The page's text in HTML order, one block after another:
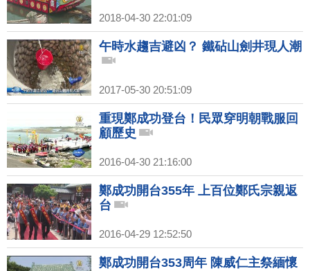
2018-04-30 22:01:09
午時水趨吉避凶？ 鐵砧山劍井現人潮
2017-05-30 20:51:09
重現鄭成功登台！民眾穿明朝戰服回
顧歷史
2016-04-30 21:16:00
鄭成功開台355年 上百位鄭氏宗親返
台
2016-04-29 12:52:50
鄭成功開台353周年 陳威仁主祭緬懷